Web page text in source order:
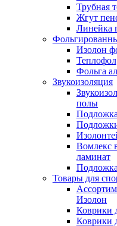
Трубная
Жгут
Линейка
Изолон
Фольга
Звукоизоляция
полы
Вомлекс
ламинат
Товары для
Изолон
Коврики
Коврики